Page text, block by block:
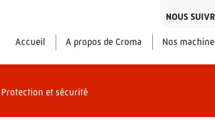
NOUS
Accueil A propos de Croma Nos
Protection et sécurité